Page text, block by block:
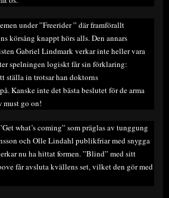
under ”Freerider ” där framförallt
körsång knappt hörs alls. Den annars
Gabriel Lindmark verkar inte heller vara
spelningen logiskt får sin förklaring:
ställa in trotsar han doktorns
Kanske inte det bästa beslutet för de arma
must go on!
what’s coming” som präglas av tunggung
och Olle Lindahl publikfriar med snygga
nu ha hittat formen. ”Blind” med sitt
får avsluta kvällens set, vilket den gör med